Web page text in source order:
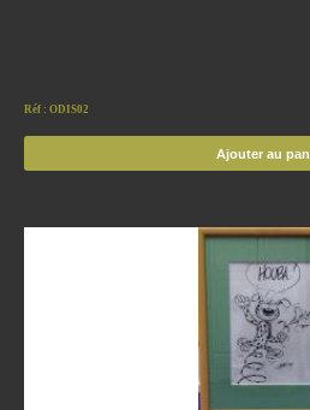
Réf : ODIS02
Ajouter au